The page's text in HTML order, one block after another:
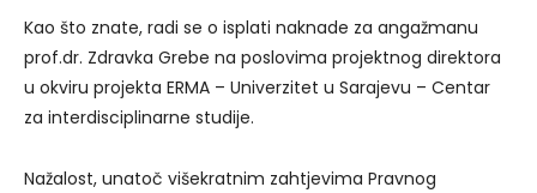
Kao što znate, radi se o isplati naknade za angažmanu
prof.dr. Zdravka Grebe na poslovima projektnog direktora
u okviru projekta ERMA – Univerzitet u Sarajevu – Centar
za interdisciplinarne studije.
Nažalost, unatoč višekratnim zahtjevima Pravnog